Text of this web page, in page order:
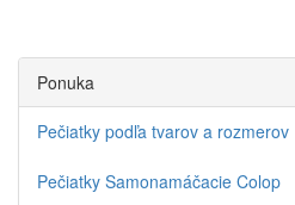
Ponuka
Pečiatky podľa tvarov a rozmerov
Pečiatky Samonamáčacie Colop